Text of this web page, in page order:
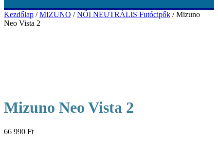
Kezdőlap /MIZUNO /NŐI NEUTRÁLIS Futócipők / Mizuno
Neo Vista 2
Mizuno Neo Vista 2
66 990 Ft